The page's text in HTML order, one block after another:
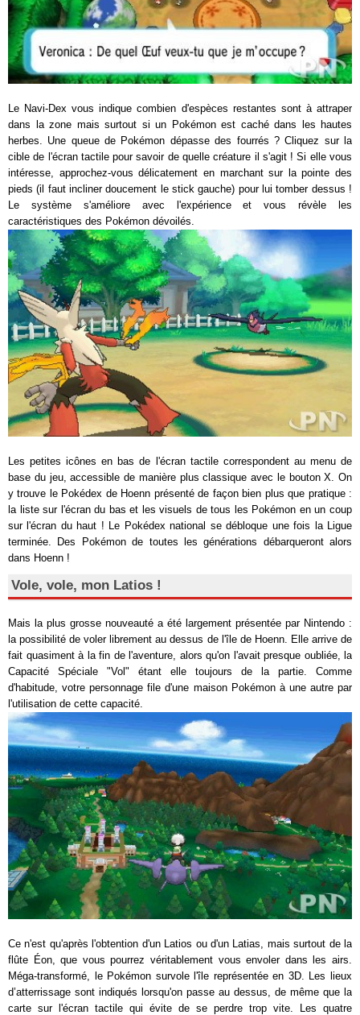
Le Navi-Dex vous indique combien d'espèces restantes sont à attraper
dans la zone mais surtout si un Pokémon est caché dans les hautes
herbes. Une queue de Pokémon dépasse des fourrés ? Cliquez sur la
cible de l'écran tactile pour savoir de quelle créature il s'agit ! Si elle vous
intéresse, approchez-vous délicatement en marchant sur la pointe des
pieds (il faut incliner doucement le stick gauche) pour lui tomber dessus !
Le système s'améliore avec l'expérience et vous révèle les
caractéristiques des Pokémon dévoilés.
Les petites icônes en bas de l'écran tactile correspondent au menu de
base du jeu, accessible de manière plus classique avec le bouton X. On
y trouve le Pokédex de Hoenn présenté de façon bien plus que pratique :
la liste sur l'écran du bas et les visuels de tous les Pokémon en un coup
sur l'écran du haut ! Le Pokédex national se débloque une fois la Ligue
terminée. Des Pokémon de toutes les générations débarqueront alors
dans Hoenn !
Vole, vole, mon Latios !
Mais la plus grosse nouveauté a été largement présentée par Nintendo :
la possibilité de voler librement au dessus de l'île de Hoenn. Elle arrive de
fait quasiment à la fin de l'aventure, alors qu'on l'avait presque oubliée, la
Capacité Spéciale "Vol" étant elle toujours de la partie. Comme
d'habitude, votre personnage file d'une maison Pokémon à une autre par
l'utilisation de cette capacité.
Ce n'est qu'après l'obtention d'un Latios ou d'un Latias, mais surtout de la
flûte Éon, que vous pourrez véritablement vous envoler dans les airs.
Méga-transformé, le Pokémon survole l'île représentée en 3D. Les lieux
d’atterrissage sont indiqués lorsqu'on passe au dessus, de même que la
carte sur l'écran tactile qui évite de se perdre trop vite. Les quatre